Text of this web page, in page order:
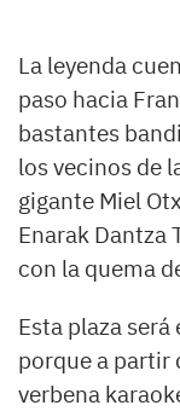
La leyenda
paso hacia
bastantes
los vecinos de
gigante Miel
Enarak Dantza
con la quema
Esta plaza
porque a partir
verbena